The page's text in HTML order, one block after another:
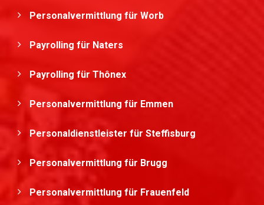
Personalvermittlung für Worb
Payrolling für Naters
Payrolling für Thônex
Personalvermittlung für Emmen
Personaldienstleister für Steffisburg
Personalvermittlung für Brugg
Personalvermittlung für Frauenfeld